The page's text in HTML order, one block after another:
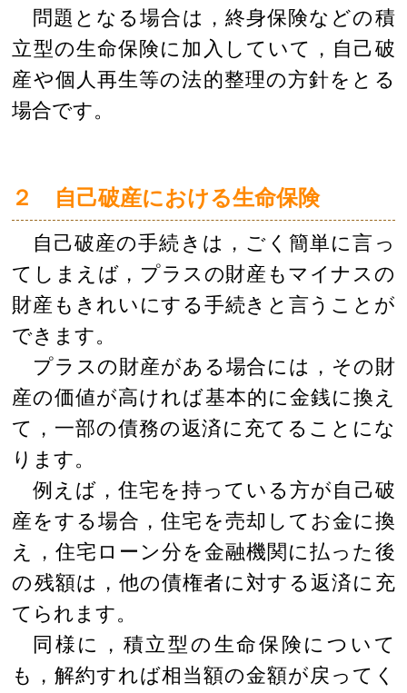
問題となる場合は，終身保険などの積
立型の生命保険に加入していて，自己破
産や個人再生等の法的整理の方針をとる
場合です。
２ 自己破産における生命保険
自己破産の手続きは，ごく簡単に言っ
てしまえば，プラスの財産もマイナスの
財産もきれいにする手続きと言うことが
できます。
プラスの財産がある場合には，その財
産の価値が高ければ基本的に金銭に換え
て，一部の債務の返済に充てることにな
ります。
例えば，住宅を持っている方が自己破
産をする場合，住宅を売却してお金に換
え，住宅ローン分を金融機関に払った後
の残額は，他の債権者に対する返済に充
てられます。
同様に，積立型の生命保険について
も，解約すれば相当額の金額が戻ってく